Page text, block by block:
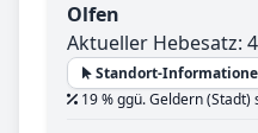
Olfen
Aktueller Hebesatz:
Standort-
19 % ggü. Geldern (Stadt)